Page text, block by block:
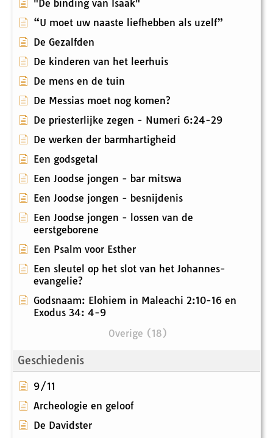
"De binding van Isaäk"
“U moet uw naaste liefhebben als uzelf”
De Gezalfden
De kinderen van het leerhuis
De mens en de tuin
De Messias moet nog komen?
De priesterlijke zegen - Numeri 6:24-29
De werken der barmhartigheid
Een godsgetal
Een Joodse jongen - bar mitswa
Een Joodse jongen - besnijdenis
Een Joodse jongen - lossen van de
eerstgeborene
Een Psalm voor Esther
Een sleutel op het slot van het Johannes-
evangelie?
Godsnaam: Elohiem in Maleachi 2:10-16 en
Exodus 34: 4-9
Overige (18)
Geschiedenis
9/11
Archeologie en geloof
De Davidster